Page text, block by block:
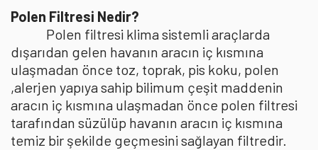
Polen Filtresi Nedir?
Polen filtresi klima sistemli araçlarda
dışarıdan gelen havanın aracın iç kısmına
ulaşmadan önce toz, toprak, pis koku, polen
,alerjen yapıya sahip bilimum çeşit maddenin
aracın iç kısmına ulaşmadan önce polen filtresi
tarafından süzülüp havanın aracın iç kısmına
temiz bir şekilde geçmesini sağlayan filtredir.